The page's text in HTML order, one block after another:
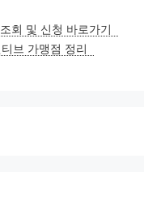
회 및 신청 바로가기
브 가맹점 정리